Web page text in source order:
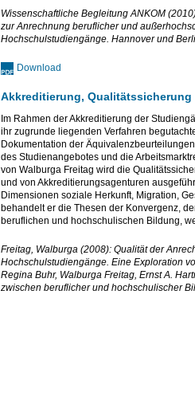
Wissenschaftliche Begleitung ANKOM
zur Anrechnung beruflicher und
Hochschulstudiengänge. Hannover und
Download
Akkreditierung, Qualitätssicherung
Im Rahmen der Akkreditierung der
ihr zugrunde liegenden Verfahren
Dokumentation der
des Studienangebotes und die
von Walburga Freitag wird die
und von Akkreditierungsagenturen
Dimensionen soziale Herkunft, Migration,
behandelt er die Thesen der Konvergenz,
beruflichen und hochschulischen Bildung,
Freitag, Walburga (2008): Qualität der
Hochschulstudiengänge. Eine Exploration
Regina Buhr, Walburga Freitag, Ernst A.
zwischen beruflicher und hochschulischer